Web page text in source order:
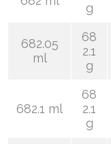
g
682.05
ml
68
2.1
g
682.1 ml
68
2.1
g